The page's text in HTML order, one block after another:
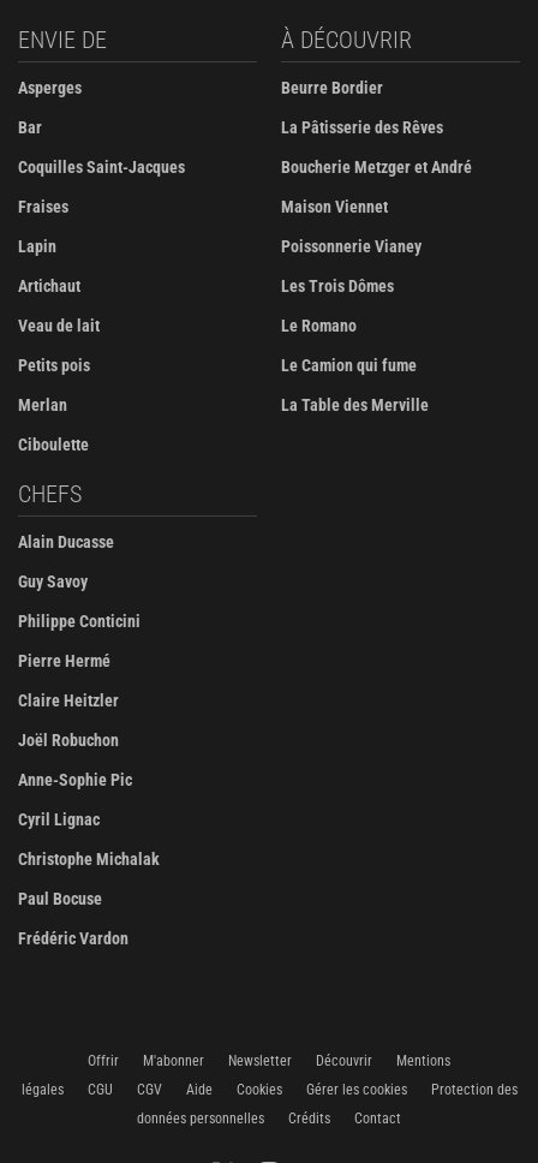
ENVIE DE
Asperges
Bar
Coquilles Saint-Jacques
Fraises
Lapin
Artichaut
Veau de lait
Petits pois
Merlan
Ciboulette
À DÉCOUVRIR
Beurre Bordier
La Pâtisserie des Rêves
Boucherie Metzger et André
Maison Viennet
Poissonnerie Vianey
Les Trois Dômes
Le Romano
Le Camion qui fume
La Table des Merville
CHEFS
Alain Ducasse
Guy Savoy
Philippe Conticini
Pierre Hermé
Claire Heitzler
Joël Robuchon
Anne-Sophie Pic
Cyril Lignac
Christophe Michalak
Paul Bocuse
Frédéric Vardon
Offrir M'abonner Newsletter Découvrir
Mentions
légales
CGU CGV Aide Cookies Gérer les cookies
Protection des
données personnelles
Crédits Contact